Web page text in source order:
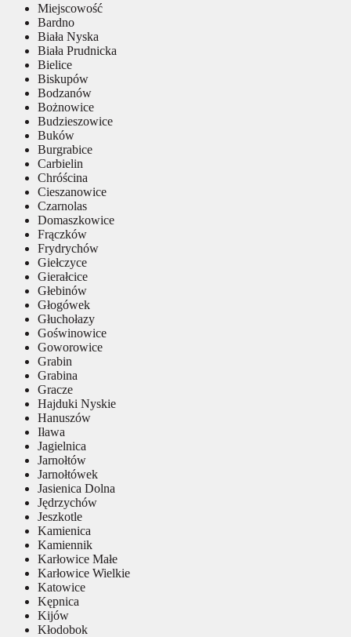
Miejscowość
Bardno
Biała Nyska
Biała Prudnicka
Bielice
Biskupów
Bodzanów
Bożnowice
Budzieszowice
Buków
Burgrabice
Carbielin
Chróścina
Cieszanowice
Czarnolas
Domaszkowice
Frączków
Frydrychów
Giełczyce
Gierałcice
Głebinów
Głogówek
Głuchołazy
Goświnowice
Goworowice
Grabin
Grabina
Gracze
Hajduki Nyskie
Hanuszów
Iława
Jagielnica
Jarnołtów
Jarnołtówek
Jasienica Dolna
Jędrzychów
Jeszkotle
Kamienica
Kamiennik
Karłowice Małe
Karłowice Wielkie
Katowice
Kępnica
Kijów
Kłodobok